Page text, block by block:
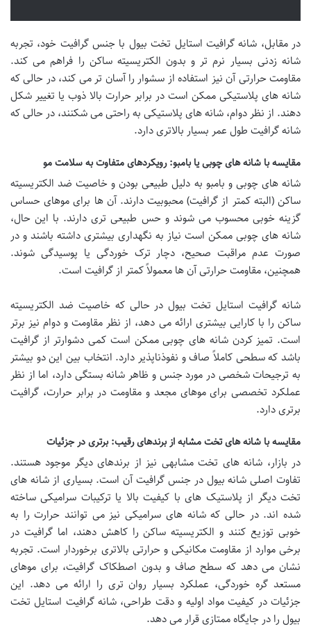
در مقابل، شانه گرافیت استایل تخت بیول با جنس گرافیت خود، تجربه
شانه زدنی بسیار نرم تر و بدون الکتریسیته ساکن را فراهم می کند.
مقاومت حرارتی آن نیز استفاده از سشوار را آسان تر می کند، در حالی که
شانه های پلاستیکی ممکن است در برابر حرارت بالا ذوب یا تغییر شکل
دهند. از نظر دوام، شانه های پلاستیکی به راحتی می شکنند، در حالی که
شانه گرافیت طول عمر بسیار بالاتری دارد.
مقایسه با شانه های چوبی یا بامبو: رویکردهای متفاوت به سلامت مو
شانه های چوبی و بامبو به دلیل طبیعی بودن و خاصیت ضد الکتریسیته
ساکن (البته کمتر از گرافیت) محبوبیت دارند. آن ها برای موهای حساس
گزینه خوبی محسوب می شوند و حس طبیعی تری دارند. با این حال،
شانه های چوبی ممکن است نیاز به نگهداری بیشتری داشته باشند و در
صورت عدم مراقبت صحیح، دچار ترک خوردگی یا پوسیدگی شوند.
همچنین، مقاومت حرارتی آن ها معمولاً کمتر از گرافیت است.
شانه گرافیت استایل تخت بیول در حالی که خاصیت ضد الکتریسیته
ساکن را با کارایی بیشتری ارائه می دهد، از نظر مقاومت و دوام نیز برتر
است. تمیز کردن شانه های چوبی ممکن است کمی دشوارتر از گرافیت
باشد که سطحی کاملاً صاف و نفوذناپذیر دارد. انتخاب بین این دو بیشتر
به ترجیحات شخصی در مورد جنس و ظاهر شانه بستگی دارد، اما از نظر
عملکرد تخصصی برای موهای مجعد و مقاومت در برابر حرارت، گرافیت
برتری دارد.
مقایسه با شانه های تخت مشابه از برندهای رقیب: برتری در جزئیات
در بازار، شانه های تخت مشابهی نیز از برندهای دیگر موجود هستند.
تفاوت اصلی شانه بیول در جنس گرافیت آن است. بسیاری از شانه های
تخت دیگر از پلاستیک های با کیفیت بالا یا ترکیبات سرامیکی ساخته
شده اند. در حالی که شانه های سرامیکی نیز می توانند حرارت را به
خوبی توزیع کنند و الکتریسیته ساکن را کاهش دهند، اما گرافیت در
برخی موارد از مقاومت مکانیکی و حرارتی بالاتری برخوردار است. تجربه
نشان می دهد که سطح صاف و بدون اصطکاک گرافیت، برای موهای
مستعد گره خوردگی، عملکرد بسیار روان تری را ارائه می دهد. این
جزئیات در کیفیت مواد اولیه و دقت طراحی، شانه گرافیت استایل تخت
بیول را در جایگاه ممتازی قرار می دهد.